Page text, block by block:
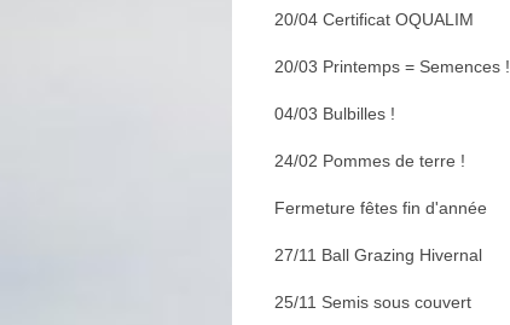
20/04 Certificat OQUALIM
20/03 Printemps = Semences !
04/03 Bulbilles !
24/02 Pommes de terre !
Fermeture fêtes fin d'année
27/11 Ball Grazing Hivernal
25/11 Semis sous couvert